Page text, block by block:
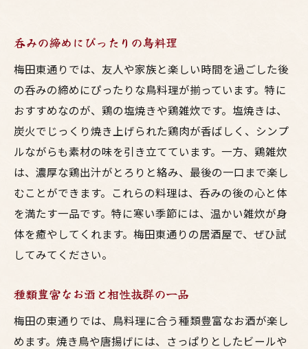
呑みの締めにぴったりの鳥料理
梅田東通りでは、友人や家族と楽しい時間を過ごした後
の呑みの締めにぴったりな鳥料理が揃っています。特に
おすすめなのが、鶏の塩焼きや鶏雑炊です。塩焼きは、
炭火でじっくり焼き上げられた鶏肉が香ばしく、シンプ
ルながらも素材の味を引き立てています。一方、鶏雑炊
は、濃厚な鶏出汁がとろりと絡み、最後の一口まで楽し
むことができます。これらの料理は、呑みの後の心と体
を満たす一品です。特に寒い季節には、温かい雑炊が身
体を癒やしてくれます。梅田東通りの居酒屋で、ぜひ試
してみてください。
種類豊富なお酒と相性抜群の一品
梅田の東通りでは、鳥料理に合う種類豊富なお酒が楽し
めます。焼き鳥や唐揚げには、さっぱりとしたビールや